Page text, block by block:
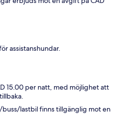
assistanshundar.
15.00 per natt, med möjlighet att
lastbil finns tillgänglig mot en